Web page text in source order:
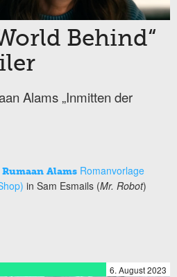
Behind“
Alams „Inmitten der
Rumaan Alams Romanvorlage
in Sam Esmails (Mr. Robot)
6. August 2023